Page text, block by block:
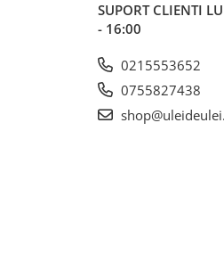
SUPORT CLIENTI
- 16:00
0215553652
0755827438